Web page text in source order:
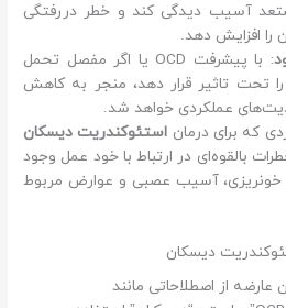
آسیب دیدگی کند و خطر دررفتگی
را افزایش دهد.
: با پیشرفت OCD یا اگر مفصل تحمل
را تحت تاثیر قرار دهد، منجر به کاهش
عملکردی خواهد شد.
که برای درمان استئوکندریت دیسکان
بالقوه‌ای در ارتباط با خود عمل وجود
خونریزی، آسیب عصبی و عوارض مربوط
دیسکان
از اصطلاحاتی مانند